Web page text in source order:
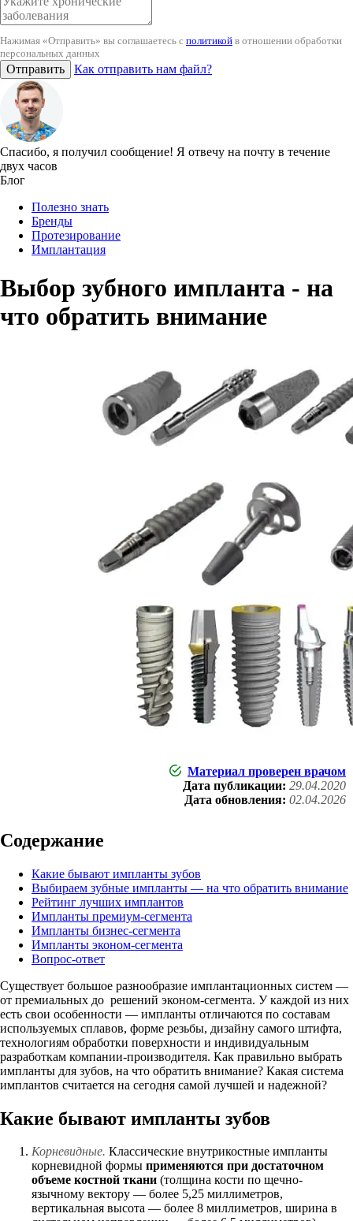
Нажимая «Отправить» вы соглашаетесь с политикой в отношении обработки
персональных данных
Отправить Как отправить нам файл?
Спасибо, я получил сообщение! Я отвечу на почту в течение
двух часов
Блог
Полезно знать
Бренды
Протезирование
Имплантация
Выбор зубного импланта - на
что обратить внимание
Материал проверен врачом
Дата публикации: 29.04.2020
Дата обновления: 02.04.2026
Содержание
Какие бывают импланты зубов
Выбираем зубные импланты — на что обратить внимание
Рейтинг лучших имплантов
Импланты премиум-сегмента
Импланты бизнес-сегмента
Импланты эконом-сегмента
Вопрос-ответ
Существует большое разнообразие имплантационных систем —
от премиальных до решений эконом-сегмента. У каждой из них
есть свои особенности — импланты отличаются по составам
используемых сплавов, форме резьбы, дизайну самого штифта,
технологиям обработки поверхности и индивидуальным
разработкам компании-производителя. Как правильно выбрать
импланты для зубов, на что обратить внимание? Какая система
имплантов считается на сегодня самой лучшей и надежной?
Какие бывают импланты зубов
Корневидные. Классические внутрикостные импланты
корневидной формы применяются при достаточном
объеме костной ткани (толщина кости по щечно-
язычному вектору — более 5,25 миллиметров,
вертикальная высота — более 8 миллиметров, ширина в